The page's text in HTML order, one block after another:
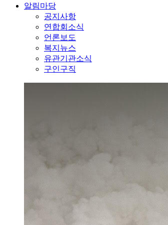
알림마당
공지사항
연합회소식
언론보도
복지뉴스
유관기관소식
구인구직